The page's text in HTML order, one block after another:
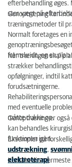
efterbehandling
stor vægt på
Genoptræning kan
træningsmetoder til
Normalt foretages en
fremskridt, og en
Når træningen skal
strækker
opfølgninger, indtil
forudsætningerne.
med eventuelle
måtte dukke op.
Genoptræning er
kan behandles
funktionen igen.
Eksempler på
udstrækning,
elektroterapi.
Kontakt din nærmeste